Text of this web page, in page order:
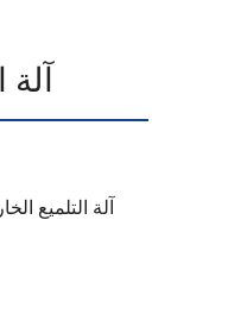
آلة التلميع